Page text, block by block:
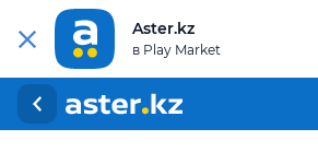
Aster.kz
в Play Market